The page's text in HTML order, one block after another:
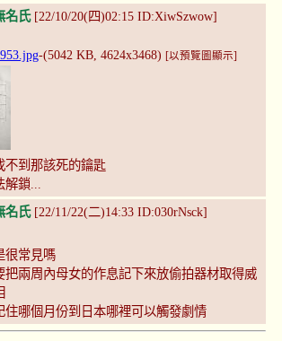
名氏[22/10/20(四)02:15 ID:XiwSzwow]
-(5042 KB, 4624x3468) [以預覽圖顯示]
不到那該死的鑰匙
鎖...
名氏[22/11/22(二)14:33 ID:030rNsck]
很常見嗎
把兩周內母女的作息記下來放偷拍器材取得威
住哪個月份到日本哪裡可以觸發劇情